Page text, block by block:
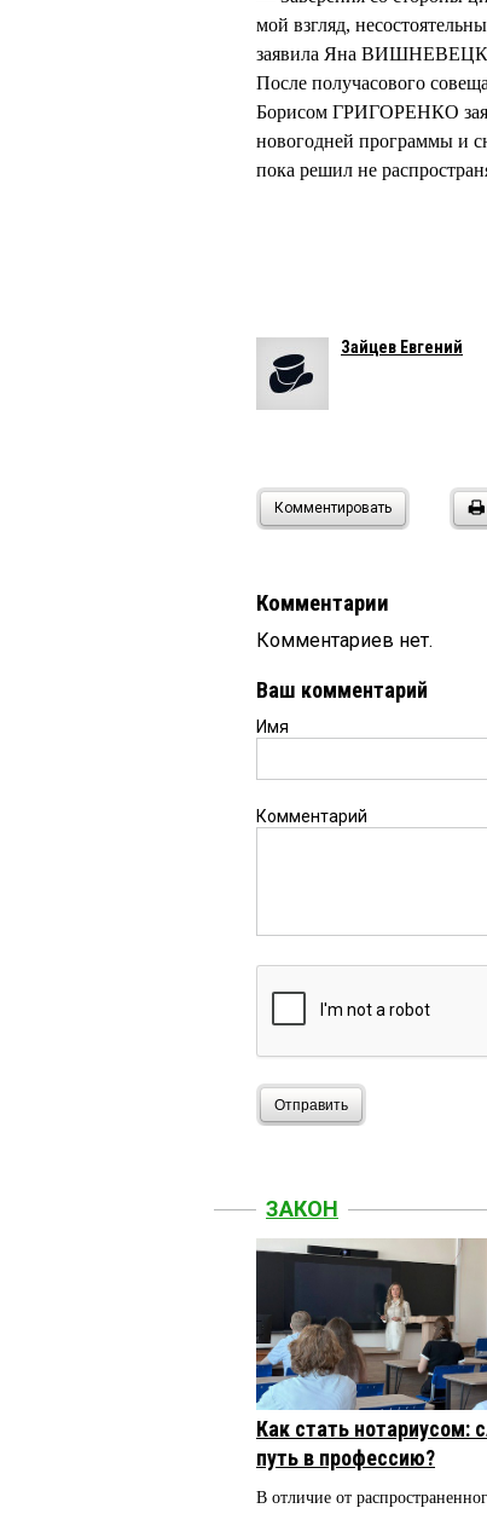
мой взгляд,
заявила Яна
После получасового
Борисом ГРИГОРЕНКО
новогодней программы и
пока решил не
Зайцев Евгений
Комментировать
Комментарии
Комментариев нет.
Ваш комментарий
Имя
Комментарий
Отправить
ЗАКОН
Как стать нотариусом:
путь в профессию?
В отличие от